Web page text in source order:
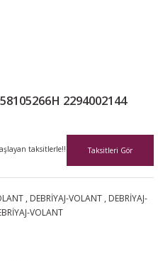
2294002144
taksitlerle!! Taksitleri Gör
, DEBRİYAJ-VOLANT , DEBRİYAJ-
VOLANT